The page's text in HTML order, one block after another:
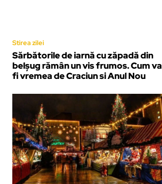
Stirea zilei
Sărbătorile de iarnă cu zăpadă din
belșug rămân un vis frumos. Cum va
fi vremea de Craciun si Anul Nou